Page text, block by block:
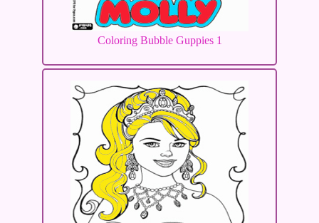
Coloring Bubble Guppies 1